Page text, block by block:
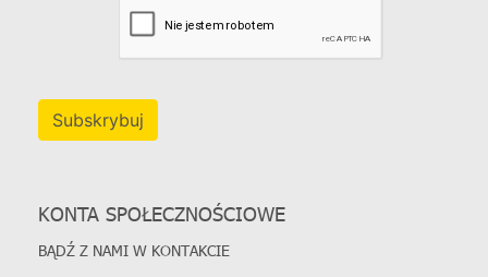
Subskrybuj
KONTA SPOŁECZNOŚCIOWE
BĄDŹ Z NAMI W KONTAKCIE